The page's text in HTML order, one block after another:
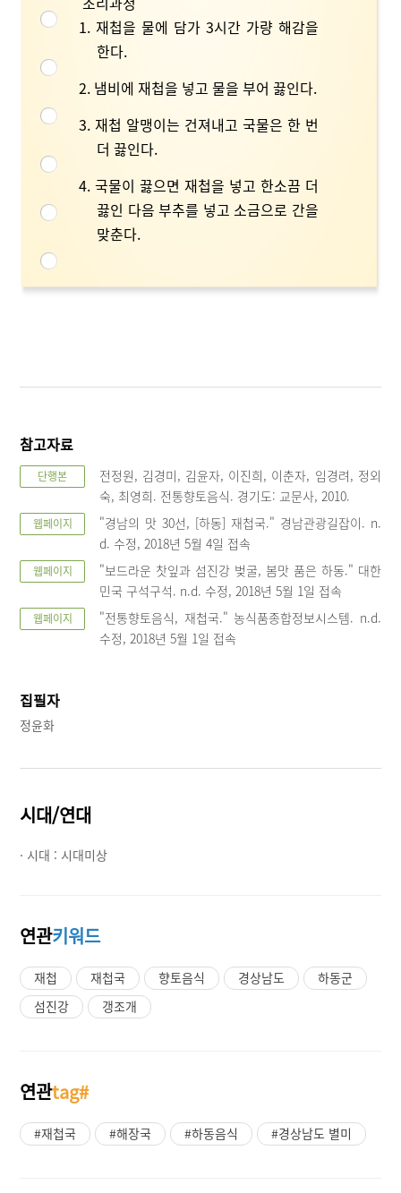
1. 재첩을 물에 담가 3시간 가량 해감을
한다.
2. 냄비에 재첩을 넣고 물을 부어 끓인다.
3. 재첩 알맹이는 건져내고 국물은 한 번
더 끓인다.
4. 국물이 끓으면 재첩을 넣고 한소끔 더
끓인 다음 부추를 넣고 소금으로 간을
맞춘다.
참고자료
단행본
전정원, 김경미, 김윤자, 이진희, 이춘자, 임경려, 정외
숙, 최영희. 전통향토음식. 경기도: 교문사, 2010.
웹페이지
"경남의 맛 30선, [하동] 재첩국." 경남관광길잡이. n.
d. 수정, 2018년 5월 4일 접속
웹페이지
"보드라운 찻잎과 섬진강 벚굴, 봄맛 품은 하동." 대한
민국 구석구석. n.d. 수정, 2018년 5월 1일 접속
웹페이지
"전통향토음식, 재첩국." 농식품종합정보시스템. n.d.
수정, 2018년 5월 1일 접속
집필자
정윤화
시대/연대
· 시대 : 시대미상
연관키워드
재첩 재첩국 향토음식 경상남도
하동군
섬진강
갱조개
연관tag#
#재첩국 #해장국 #하동음식 #경상남도 별미